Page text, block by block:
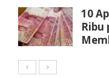
10
Ribu